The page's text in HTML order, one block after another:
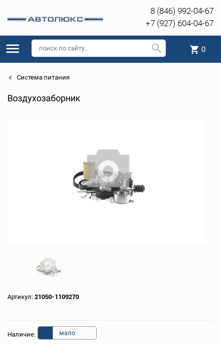
8 (846) 992-04-67
+7 (927) 604-04-67
0
Система питания
Воздухозаборник
Артикул: 21050-1109270
Наличие: мало